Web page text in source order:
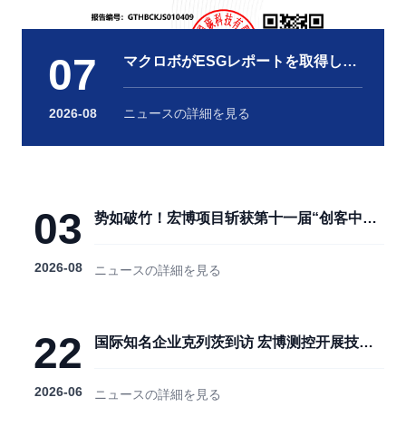
07
2026-08
マクロボがESGレポートを取得しま
ニュースの詳細を見る
03
2026-08
势如破竹！宏博项目斩获第十一届“创客中
ニュースの詳細を見る
22
2026-06
国际知名企业克列茨到访 宏博测控开展技术
ニュースの詳細を見る